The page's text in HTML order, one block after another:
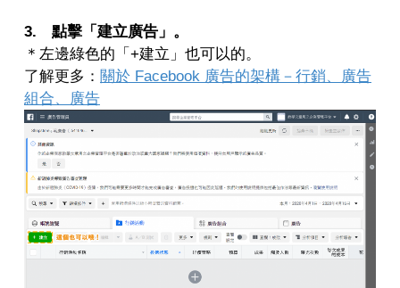
3. 點擊「建立廣告」。
＊左邊綠色的「+建立」也可以的。
了解更多： 關於 Facebook 廣告的架構－行銷、廣告
組合、廣告